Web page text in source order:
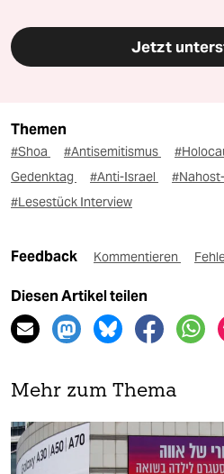
Jetzt
Themen
#Shoa #Antisemitismus
Gedenktag
#Anti-Israel
#Lesestück Interview
Feedback Kommentieren
Diesen Artikel teilen
Mehr zum Thema